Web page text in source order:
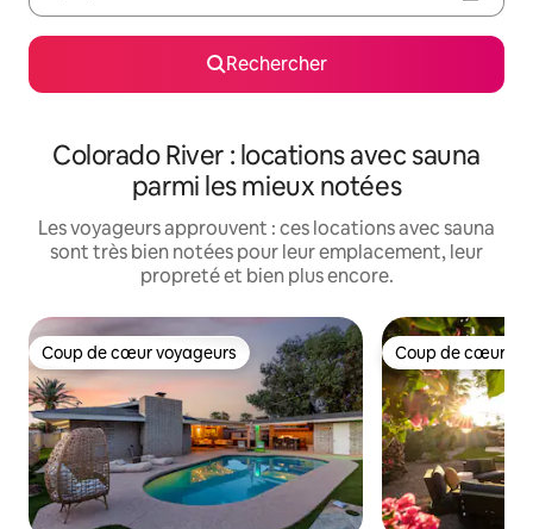
Rechercher
Colorado River : locations avec sauna
parmi les mieux notées
Les voyageurs approuvent : ces locations avec sauna
sont très bien notées pour leur emplacement, leur
propreté et bien plus encore.
Coup de cœur voyageurs
Coup de cœur voyageurs Coup de cœur
Coup de cœur